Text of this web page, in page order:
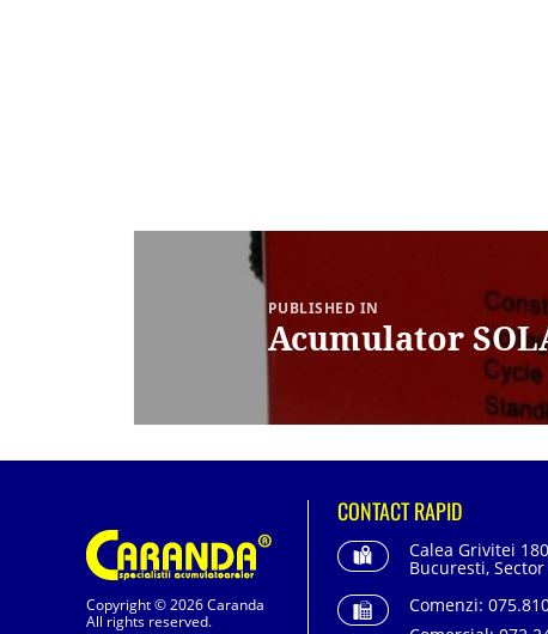
Navigare
PUBLISHED IN
Acumulator
Copyright © 2026 Caranda
All rights reserved.
CONTACT RAPID
Calea Grivitei
Bucuresti, Sector
Comenzi: